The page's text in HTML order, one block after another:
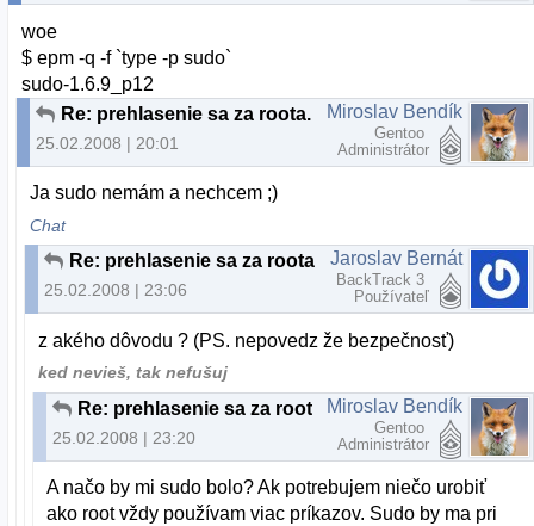
woe
$ epm -q -f `type -p sudo`
sudo-1.6.9_p12
Re: prehlasenie sa za roota...
25.02.2008 | 20:01
Miroslav Bendík
Gentoo
Administrátor
Ja sudo nemám a nechcem ;)
Chat
Re: prehlasenie sa za roota...
25.02.2008 | 23:06
Jaroslav Bernát
BackTrack 3
Používateľ
z akého dôvodu ? (PS. nepovedz že bezpečnosť)
ked nevieš, tak nefušuj
Re: prehlasenie sa za roota...
25.02.2008 | 23:20
Miroslav Bendík
Gentoo
Administrátor
A načo by mi sudo bolo? Ak potrebujem niečo urobiť
ako root vždy používam viac príkazov. Sudo by ma pri